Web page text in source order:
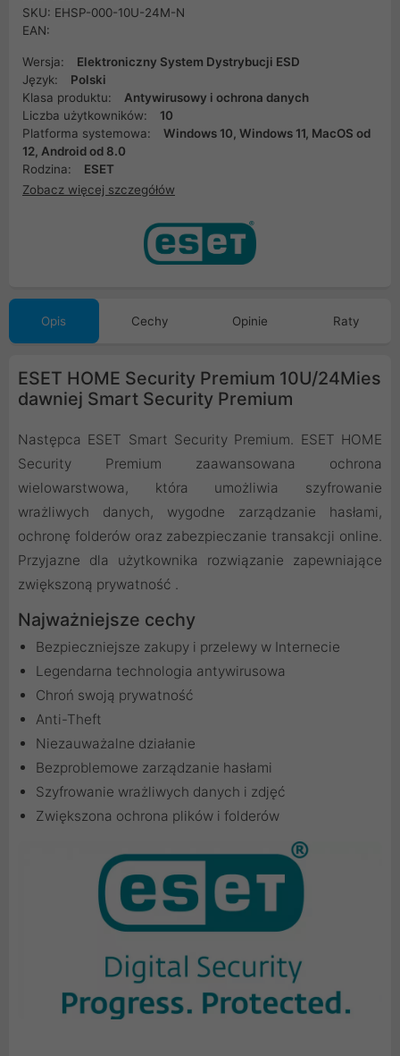
SKU: EHSP-000-10U-24M-N
EAN:
Wersja:
Elektroniczny System Dystrybucji ESD
Język:
Polski
Klasa produktu:
Antywirusowy i ochrona danych
Liczba użytkowników:
10
Platforma systemowa:
Windows 10, Windows 11, MacOS od
12, Android od 8.0
Rodzina:
ESET
Zobacz więcej szczegółów
Opis Cechy Opinie Raty
ESET HOME Security Premium 10U/24Mies
dawniej Smart Security Premium
Następca ESET Smart Security Premium. ESET HOME
Security Premium zaawansowana ochrona
wielowarstwowa, która umożliwia szyfrowanie
wrażliwych danych, wygodne zarządzanie hasłami,
ochronę folderów oraz zabezpieczanie transakcji online.
Przyjazne dla użytkownika rozwiązanie zapewniające
zwiększoną prywatność .
Najważniejsze cechy
Bezpieczniejsze zakupy i przelewy w Internecie
Legendarna technologia antywirusowa
Chroń swoją prywatność
Anti-Theft
Niezauważalne działanie
Bezproblemowe zarządzanie hasłami
Szyfrowanie wrażliwych danych i zdjęć
Zwiększona ochrona plików i folderów